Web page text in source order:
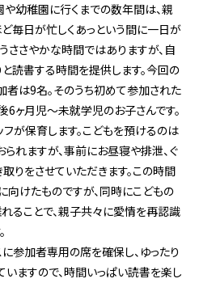
幼稚園に行くまでの数年間は、親
毎日が忙しくあっという間に一日が
ささやかな時間ではありますが、自
読書する時間を提供します。今回の
者は9名。そのうち初めて参加された
ヶ月児～未就学児のお子さんです。
が保育します。こどもを預けるのは
れますが、事前にお昼寝や排泄、ぐ
りをさせていただきます。この時間
けたものですが、同時にこどもの
ることで、親子共々に愛情を再認識
参加者専用の席を確保し、ゆったり
いますので、時間いっぱい読書を楽し